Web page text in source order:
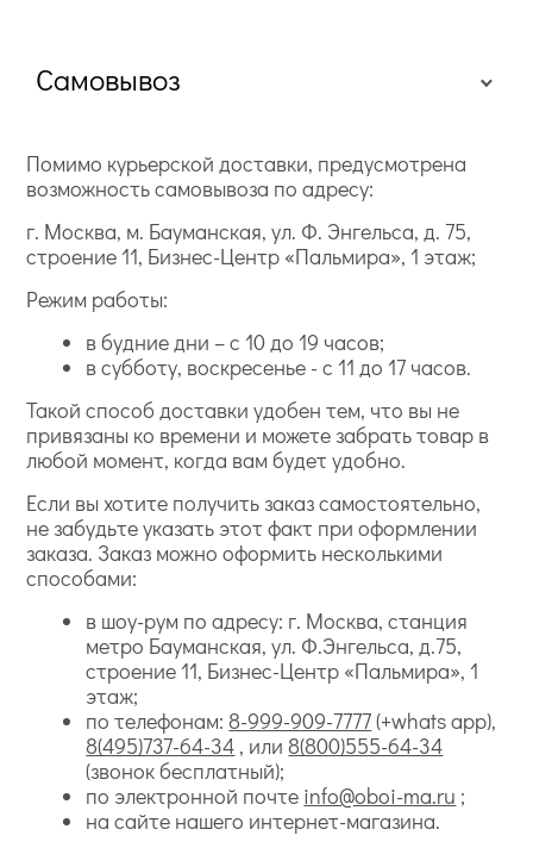
Самовывоз
Помимо курьерской доставки, предусмотрена
возможность самовывоза по адресу:
г. Москва, м. Бауманская, ул. Ф. Энгельса, д. 75,
строение 11, Бизнес-Центр «Пальмира», 1 этаж;
Режим работы:
в будние дни – с 10 до 19 часов;
в субботу, воскресенье - с 11 до 17 часов.
Такой способ доставки удобен тем, что вы не
привязаны ко времени и можете забрать товар в
любой момент, когда вам будет удобно.
Если вы хотите получить заказ самостоятельно,
не забудьте указать этот факт при оформлении
заказа. Заказ можно оформить несколькими
способами:
в шоу-рум по адресу: г. Москва, станция
метро Бауманская, ул. Ф.Энгельса, д.75,
строение 11, Бизнес-Центр «Пальмира», 1
этаж;
по телефонам: 8-999-909-7777(+whats app),
8(495)737-64-34 , или 8(800)555-64-34
(звонок бесплатный);
по электронной почте info@oboi-ma.ru ;
на сайте нашего интернет-магазина.